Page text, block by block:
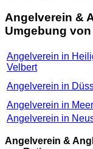
Angelverein &
Umgebung
Angelverein in
Velbert
Angelverein in
Angelverein in
Angelverein in
Angelverein &